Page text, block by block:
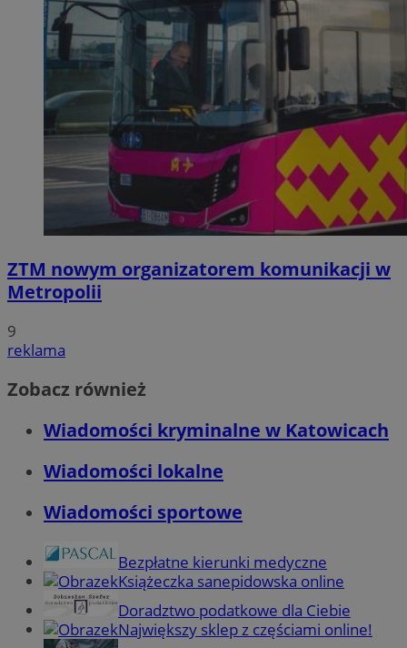
ZTM nowym organizatorem komunikacji w
Metropolii
9
reklama
Zobacz również
Wiadomości kryminalne w Katowicach
Wiadomości lokalne
Wiadomości sportowe
Bezpłatne kierunki medyczne
Książeczka sanepidowska online
Doradztwo podatkowe dla Ciebie
Największy sklep z częściami online!